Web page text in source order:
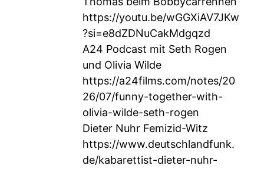
https://youtu.be/wGGXiAV7JKw
?si=e8dZDNuCakMdgqzd
A24 Podcast mit Seth Rogen
und Olivia Wilde
https://a24films.com/notes/20
26/07/funny-together-with-
olivia-wilde-seth-rogen
Dieter Nuhr Femizid-Witz
https://www.deutschlandfunk.
de/kabarettist-dieter-nuhr-